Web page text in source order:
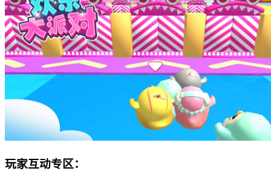
玩家互动专区：